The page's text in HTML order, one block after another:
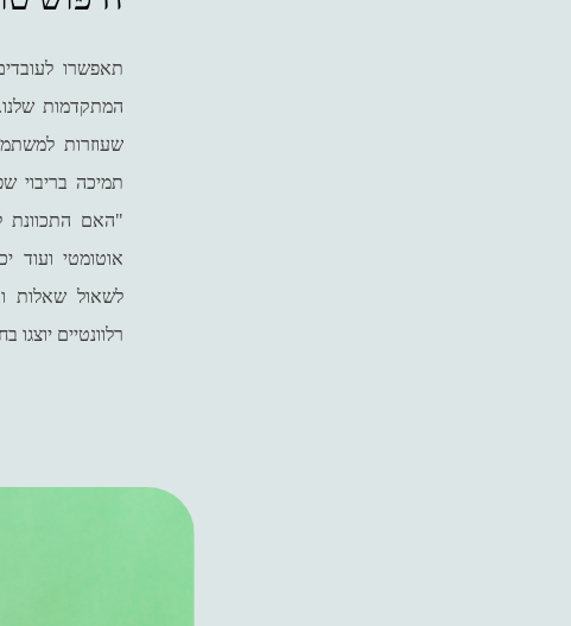
תאפשרו
המתקדמות שלנו.
שעוזרות
תמיכה בריבוי
"האם התכוונת
אוטומטי ועוד
לשאול שאלות
רלוונטיים